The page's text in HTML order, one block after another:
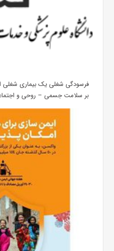
فرسودگی شغلی یک بیماری شغلی
بر سلامت جسمی – روحی و